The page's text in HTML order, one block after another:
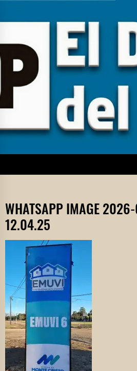
content
EL DIARIO
PUEBLO
WHATSAPP IMAGE
12.04.25